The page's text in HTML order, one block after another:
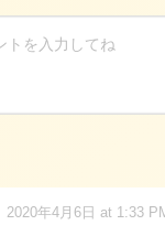
2020年4月6日 at 1:33